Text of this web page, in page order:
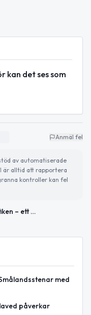
kan det ses som
Anmäl fel
av automatiserade
är alltid att rapportera
kontroller kan fel
Fler uttrar dör i trafiken – ett tecken på växande population
med
påverkar